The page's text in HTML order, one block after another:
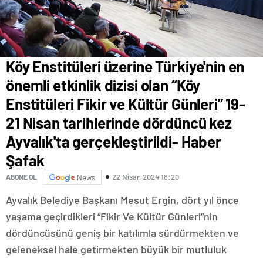
Köy Enstitüleri üzerine Türkiye'nin en
önemli etkinlik dizisi olan “Köy
Enstitüleri Fikir ve Kültür Günleri” 19-
21 Nisan tarihlerinde dördüncü kez
Ayvalık'ta gerçekleştirildi- Haber
Şafak
ABONE OL News 22 Nisan 2024 18:20
Ayvalık Belediye Başkanı Mesut Ergin, dört yıl önce
yaşama geçirdikleri “Fikir Ve Kültür Günleri”nin
dördüncüsünü geniş bir katılımla sürdürmekten ve
geleneksel hale getirmekten büyük bir mutluluk